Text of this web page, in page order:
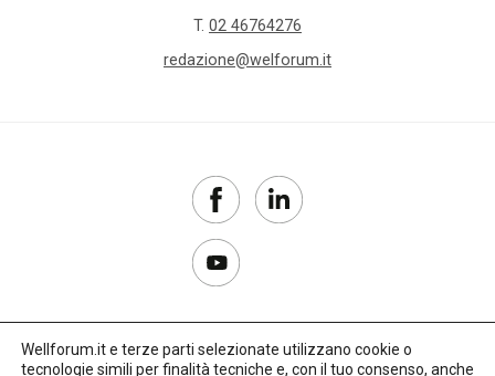
T. 02 46764276
redazione@welforum.it
Wellforum.it e terze parti selezionate utilizzano cookie o
tecnologie simili per finalità tecniche e, con il tuo consenso, anche